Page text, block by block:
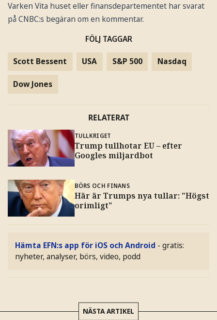
Varken Vita huset eller finansdepartementet har svarat
på CNBC:s begäran om en kommentar.
FÖLJ TAGGAR
Scott Bessent USA S&P 500 Nasdaq
Dow Jones
RELATERAT
TULLKRIGET
Trump tullhotar EU – efter
Googles miljardbot
BÖRS OCH FINANS
Här är Trumps nya tullar: "Högst
orimligt"
Hämta EFN:s app för iOS och Android - gratis:
nyheter, analyser, börs, video, podd
NÄSTA ARTIKEL